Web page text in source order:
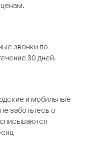
звонки по
30 дней.
и мобильные
заботьтесь о